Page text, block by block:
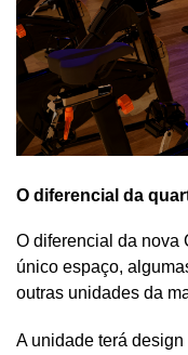
O diferencial da
O diferencial da nova
único espaço,
outras unidades da
A unidade terá